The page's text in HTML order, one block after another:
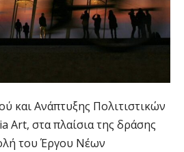
και Ανάπτυξης Πολιτιστικών
Art, στα πλαίσια της δράσης
του Έργου Νέων